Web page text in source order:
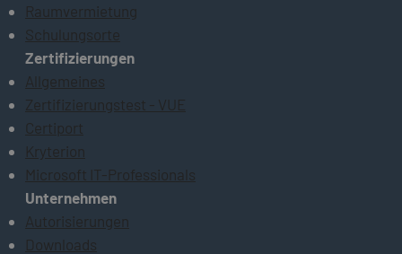
Raumvermietung
Schulungsorte
Zertifizierungen
Allgemeines
Zertifizierungstest - VUE
Certiport
Kryterion
Microsoft IT-Professionals
Unternehmen
Autorisierungen
Downloads